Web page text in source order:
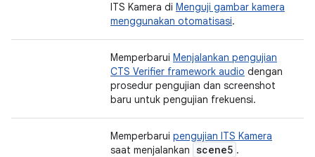
ITS Kamera di Menguji gambar kamera
menggunakan otomatisasi.
Memperbarui Menjalankan pengujian
CTS Verifier framework audio dengan
prosedur pengujian dan screenshot
baru untuk pengujian frekuensi.
Memperbarui pengujian ITS Kamera
saat menjalankan scene5 .